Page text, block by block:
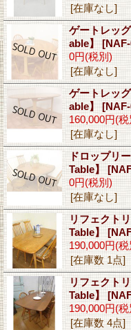
[在庫なし]
ゲートレッ
able】
0円(税別)
[在庫なし]
ゲートレッ
able】
160,000円(税
[在庫なし]
ドロップリ
Table】
0円(税別)
[在庫なし]
リフェクト
Table】
190,000円(税
[在庫数 1点]
リフェクト
Table】
190,000円(税
[在庫数 4点]